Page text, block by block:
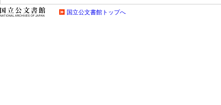
国立公文書館トップへ